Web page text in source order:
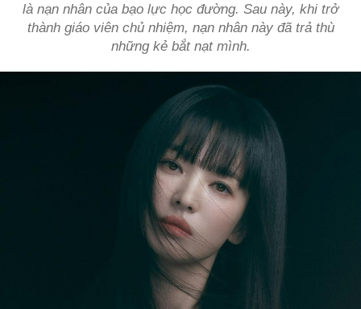
là nạn nhân của bạo lực học đường. Sau này, khi trở
thành giáo viên chủ nhiệm, nạn nhân này đã trả thù
những kẻ bắt nạt mình.